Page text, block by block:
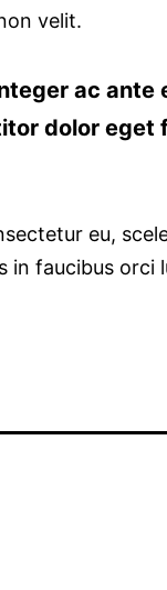
velit.
ac
dolor
eu,
faucibus